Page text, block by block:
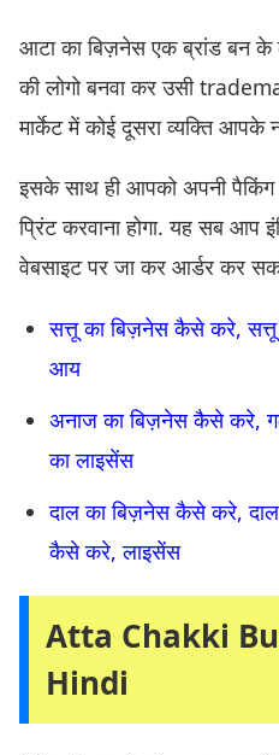
आटा का बिज़नेस एक ब्रांड बन
की लोगो बनवा कर उसी
मार्केट में कोई दूसरा व्यक्ति
इसके साथ ही आपको अपनी पैकिंग
प्रिंट करवाना होगा. यह सब आप
वेबसाइट पर जा कर आर्डर कर
सत्तू का बिज़नेस कैसे करे,
आय
अनाज का बिज़नेस कैसे करे,
का लाइसेंस
दाल का बिज़नेस कैसे करे,
कैसे करे, लाइसेंस
Atta Chakki
Hindi